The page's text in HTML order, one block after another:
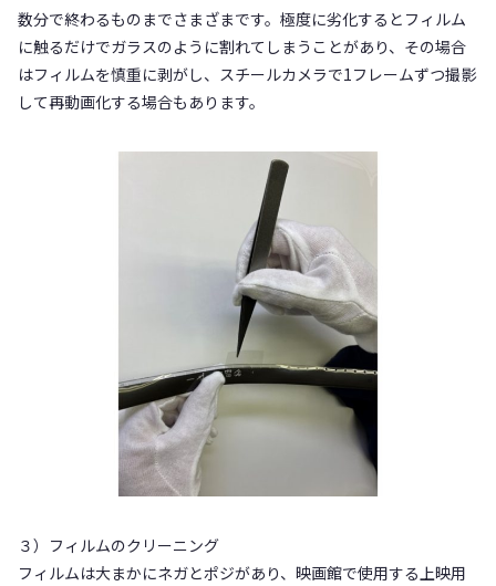
数分で終わるものまでさまざまです。極度に劣化するとフィルム
に触るだけでガラスのように割れてしまうことがあり、その場合
はフィルムを慎重に剥がし、スチールカメラで1フレームずつ撮影
して再動画化する場合もあります。
３）フィルムのクリーニング
フィルムは大まかにネガとポジがあり、映画館で使用する上映用